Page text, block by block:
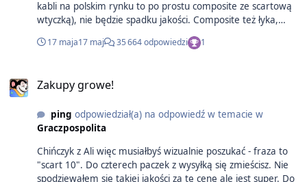
kabli na polskim rynku to po prostu composite ze scartową
wtyczką), nie będzie spadku jakości. Composite też łyka,
więc nie trzeba modować każdego urządzenia na RGB.
Teraz rozglądam się za czymś, co pozwoli mi podpiąć do
17 maja17 maj 35 664 odpowiedzi 1
Zakupy growe!
ping odpowiedział(a) na odpowiedź w temacie w
Graczpospolita
Chińczyk z Ali więc musiałbyś wizualnie poszukać - fraza to
"scart 10". Do czterech paczek z wysyłką się zmieścisz. Nie
spodziewałem się takiej jakości za tę cenę ale jest super. Do